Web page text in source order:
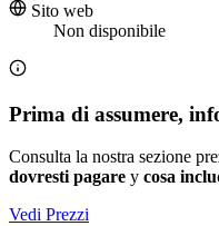
Sito web
Non disponibile
Prima di assumere,
Consulta la nostra sezione
dovresti pagare y cosa
Vedi Prezzi